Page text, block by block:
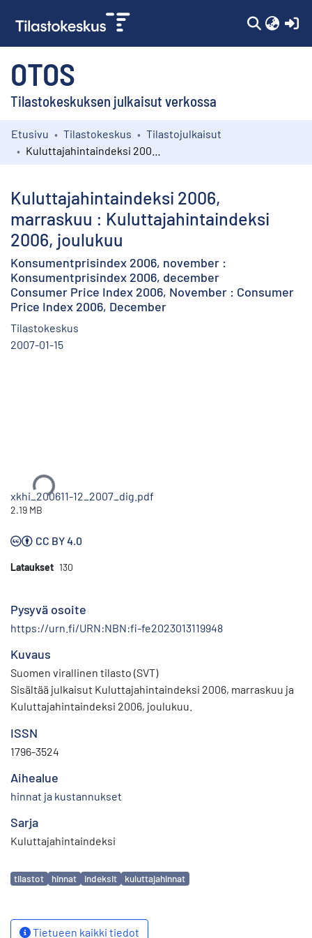
OTOS
Tilastokeskuksen julkaisut verkossa
Kokoelmat
Etusivu Tilastokeskus
Tilastojulkaisut
Kuluttajahintaindeksi 2006,
marraskuu : Kuluttajahintaindeksi
2006, joulukuu
Konsumentprisindex 2006, november :
Konsumentprisindex 2006, december
Consumer Price Index 2006, November : Consumer
Price Index 2006, December
Tilastokeskus
2007-01-15
xkhi_200611-12_2007_dig.pdf
2.19 MB
CC BY 4.0
Lataukset 130
Pysyvä osoite
https://urn.fi/URN:NBN:fi-fe2023013119948
Kuvaus
Suomen virallinen tilasto (SVT)
Sisältää julkaisut Kuluttajahintaindeksi 2006, marraskuu ja
Kuluttajahintaindeksi 2006, joulukuu.
ISSN
1796-3524
Aihealue
hinnat ja kustannukset
Sarja
Kuluttajahintaindeksi
Avainsanat
tilastot hinnat indeksit kuluttajahinnat
Tietueen kaikki tiedot